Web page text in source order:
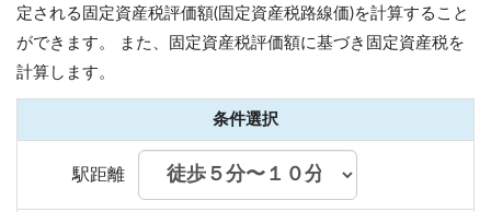
定される固定資産税評価額(固定資産税路線価)を計算すること
ができます。
また、固定資産税評価額に基づき固定資産税を
計算します。
条件選択
駅距離